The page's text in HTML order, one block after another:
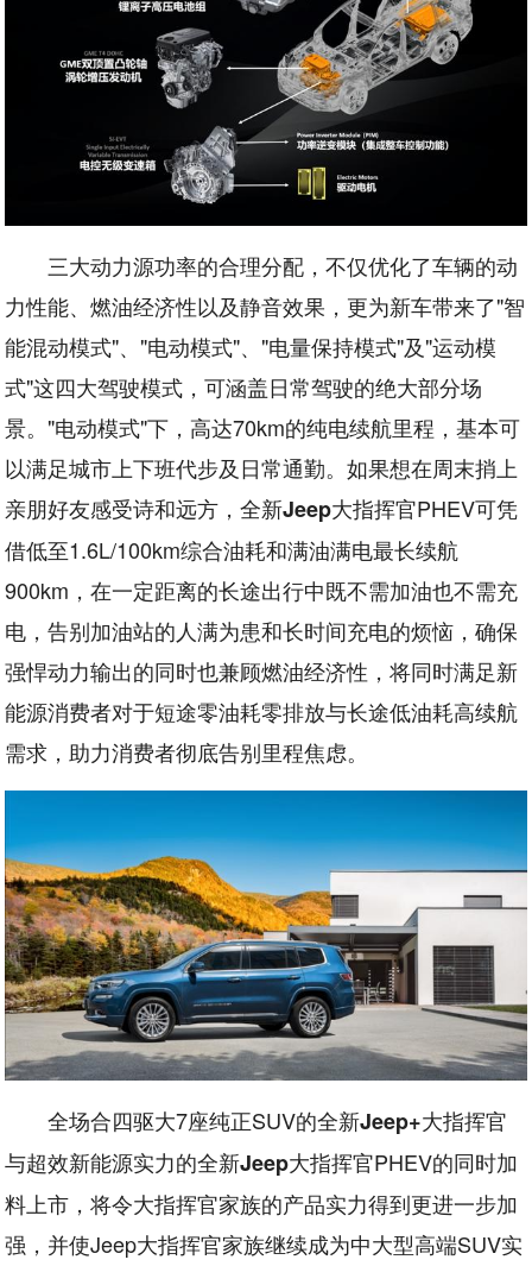
三大动力源功率的合理分配，不仅优化了车辆的动
力性能、燃油经济性以及静音效果，更为新车带来了"智
能混动模式"、"电动模式"、"电量保持模式"及"运动模
式"这四大驾驶模式，可涵盖日常驾驶的绝大部分场
景。"电动模式"下，高达70km的纯电续航里程，基本可
以满足城市上下班代步及日常通勤。如果想在周末捎上
亲朋好友感受诗和远方，全新Jeep大指挥官PHEV可凭
借低至1.6L/100km综合油耗和满油满电最长续航
900km，在一定距离的长途出行中既不需加油也不需充
电，告别加油站的人满为患和长时间充电的烦恼，确保
强悍动力输出的同时也兼顾燃油经济性，将同时满足新
能源消费者对于短途零油耗零排放与长途低油耗高续航
需求，助力消费者彻底告别里程焦虑。
全场合四驱大7座纯正SUV的全新Jeep+大指挥官
与超效新能源实力的全新Jeep大指挥官PHEV的同时加
料上市，将令大指挥官家族的产品实力得到更进一步加
强，并使Jeep大指挥官家族继续成为中大型高端SUV实